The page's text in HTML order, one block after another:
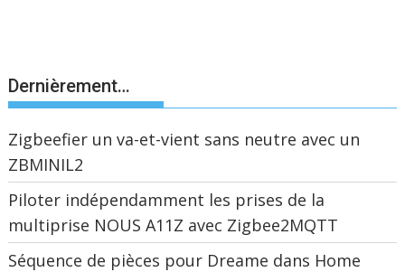
Dernièrement…
Zigbeefier un va-et-vient sans neutre avec un
ZBMINIL2
Piloter indépendamment les prises de la
multiprise NOUS A11Z avec Zigbee2MQTT
Séquence de pièces pour Dreame dans Home